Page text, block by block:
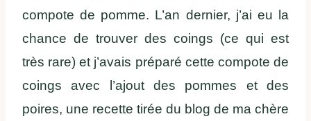
compote de pomme. L’an dernier, j’ai eu la
chance de trouver des coings (ce qui est
très rare) et j’avais préparé cette compote de
coings avec l’ajout des pommes et des
poires, une recette tirée du blog de ma chère